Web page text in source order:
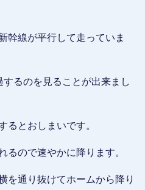
幹線が平行して走っていま
るのを見ることが出来まし
るとおしまいです。
るので速やかに降ります。
を通り抜けてホームから降り